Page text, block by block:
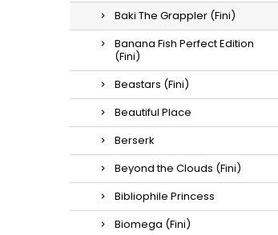
Baki The Grappler (Fini)
Banana Fish Perfect Edition
(Fini)
Beastars (Fini)
Beautiful Place
Berserk
Beyond the Clouds (Fini)
Bibliophile Princess
Biomega (Fini)